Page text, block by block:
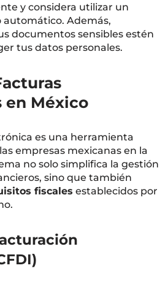
y considera utilizar un
automático. Además,
documentos sensibles estén
tus datos personales.
en México
es una herramienta
empresas mexicanas en la
no solo simplifica la gestión
sino que también
fiscales establecidos por